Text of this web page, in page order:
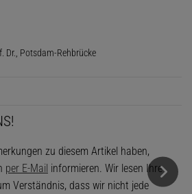
Dr., Potsdam-Rehbrücke
zu diesem Artikel haben,
per E-Mail informieren. Wir lesen Ihre
Verständnis, dass wir nicht jede